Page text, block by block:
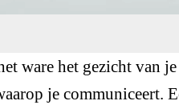
ware het gezicht van
je communiceert.